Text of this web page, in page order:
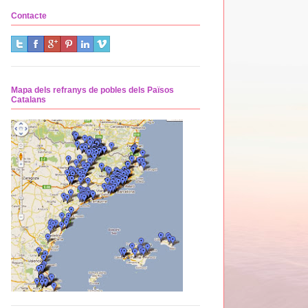
Contacte
Mapa dels refranys de pobles dels Països
Catalans